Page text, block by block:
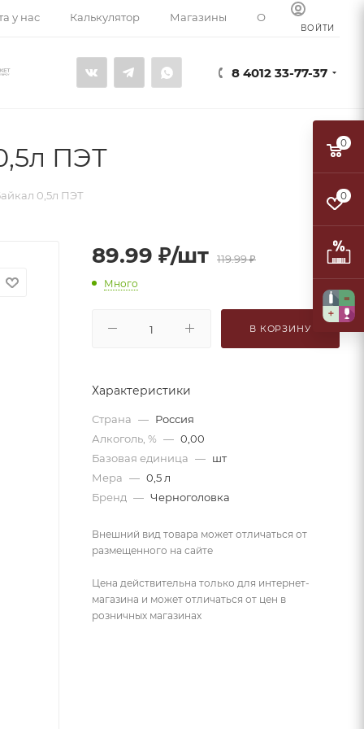
у нас Калькулятор Магазины О компании
ВОЙТИ
8 4012 33-77-37
ПЭТ
0,5л ПЭТ
89.99 ₽/шт 119.99₽
Много
В КОРЗИНУ
Характеристики
Страна — Россия
Алкоголь, % — 0,00
Базовая единица — шт
Мера — 0,5 л
Бренд — Черноголовка
Внешний вид товара может отличаться от
размещенного на сайте
Цена действительна только для интернет-
магазина и может отличаться от цен в
розничных магазинах
0
0